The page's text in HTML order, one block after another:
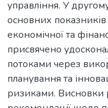
управління. У
основних показників
економічної та
присвячено
потоками через
планування та
ризиками. Висновки